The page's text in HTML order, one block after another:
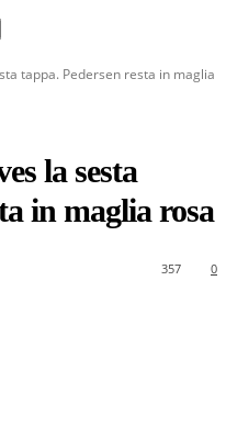
tappa. Pedersen resta in maglia
la sesta
in maglia rosa
0
357